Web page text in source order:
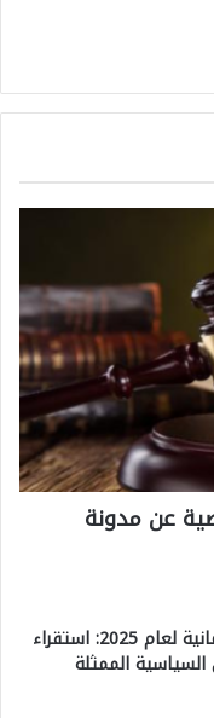
عن مدونة
خارطة الانتخابات البرلمانية لعام 2025: استقراء
السياسية الممثلة